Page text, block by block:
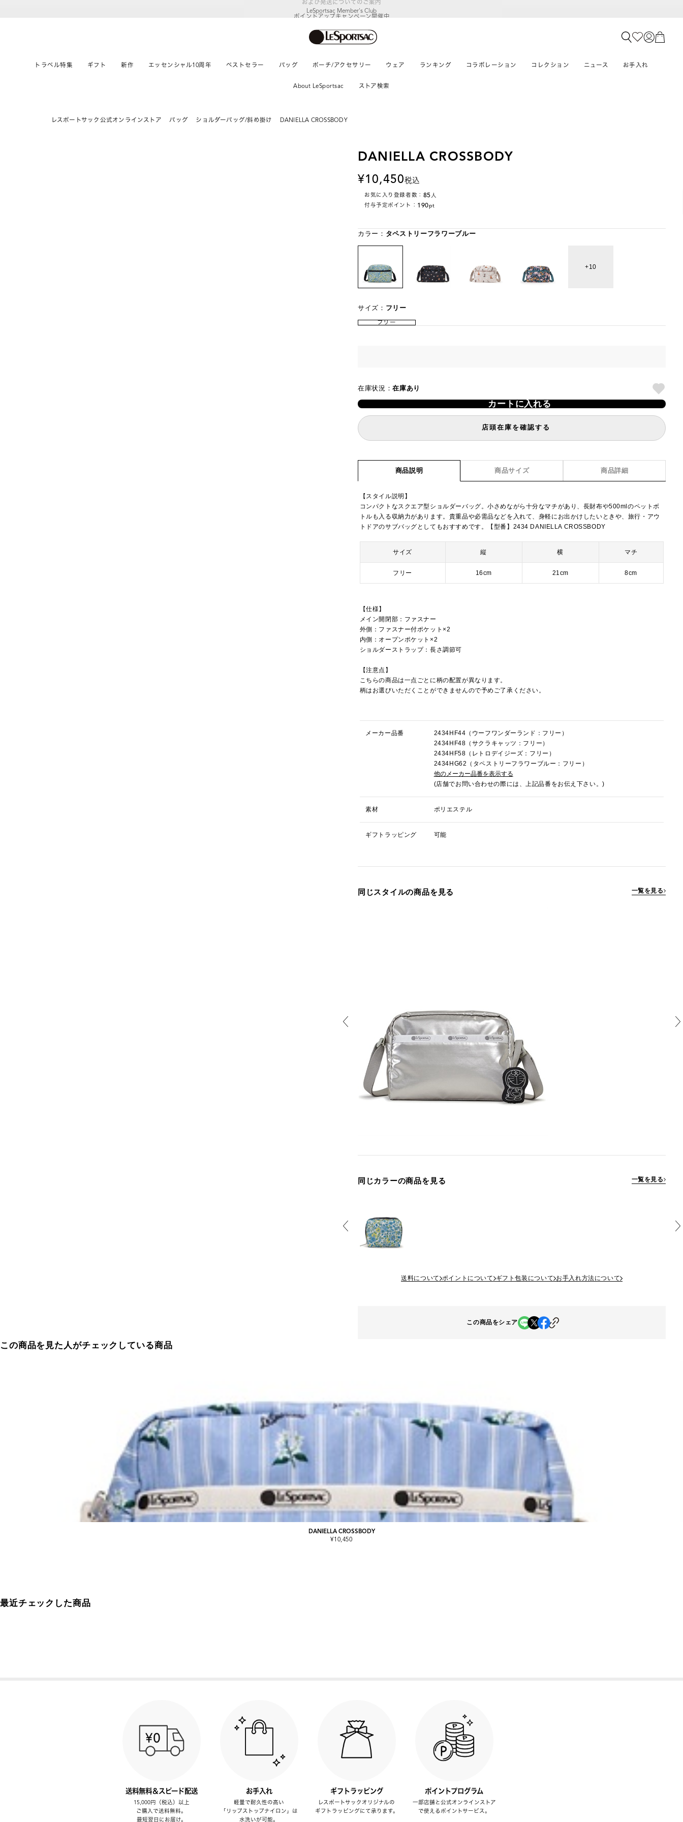
LeSportsac Member's Club
ポイントアップキャンペーン開催中
トラベル特集 ギフト 新作 エッセンシャル10周年 ベストセラー バッグ ポーチ/アクセサリー ウェア ランキング コラボレーション コレクション ニュース お手入れ
About LeSportsac ストア検索
レスポートサック公式オンラインストア バッグ ショルダーバッグ/斜め掛け DANIELLA CROSSBODY
DANIELLA CROSSBODY
10,450税込
お気に入り登録者数： 85 人
付与予定ポイント： 190pt
カラー： タペストリーフラワーブルー
10
サイズ： フリー
フリー
在庫状況：在庫あり
カートに入れる
店頭在庫を確認する
商品説明 商品サイズ 商品詳細
【スタイル説明】
コンパクトなスクエア型ショルダーバッグ。小さめながら十分なマチがあり、長財布や500mlのペットボ
トルも入る収納力があります。貴重品や必需品などを入れて、身軽にお出かけしたいときや、旅行・アウ
トドアのサブバッグとしてもおすすめです。【型番】2434 DANIELLA CROSSBODY
サイズ 縦 横 マチ
フリー 16cm 21cm 8cm
【仕様】
メイン開閉部：ファスナー
外側：ファスナー付ポケット×2
内側：オープンポケット×2
ショルダーストラップ：長さ調節可
【注意点】
こちらの商品は一点ごとに柄の配置が異なります。
柄はお選びいただくことができませんので予めご了承ください。
メーカー品番
2434HF44（ウーフワンダーランド：フリー）
2434HF48（サクラキャッツ：フリー）
2434HF58（レトロデイジーズ：フリー）
2434HG62（タペストリーフラワーブルー：フリー）
他のメーカー品番を表示する
(店舗でお問い合わせの際には、上記品番をお伝え下さい。)
素材 ポリエステル
ギフトラッピング 可能
同じスタイルの商品を見る 一覧を見る
同じカラーの商品を見る 一覧を見る
送料について ポイントについて ギフト包装について お手入れ方法について
この商品をシェア
この商品を見た人がチェックしている商品
DANIELLA CROSSBODY
¥10,450
最近チェックした商品
送料無料＆スピード配送
15,000円（税込）以上
ご購入で送料無料。
最短翌日にお届け。
お手入れ
軽量で耐久性の高い
「リップストップナイロン」は
水洗いが可能。
ギフトラッピング
レスポートサックオリジナルの
ギフトラッピングにて承ります。
ポイントプログラム
一部店舗と公式オンラインストア
で使えるポイントサービス。